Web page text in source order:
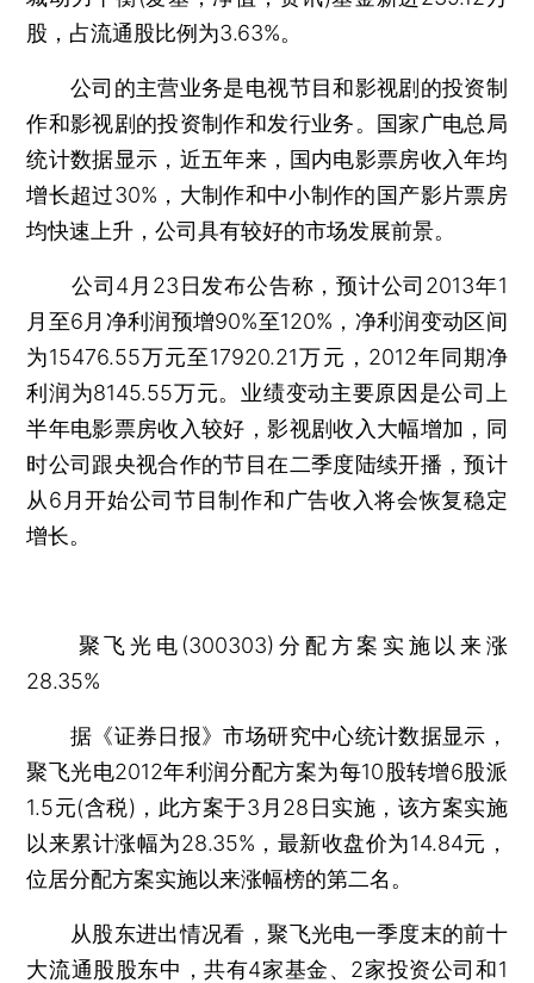
股，占流通股比例为3.63%。
公司的主营业务是电视节目和影视剧的投资制
作和影视剧的投资制作和发行业务。国家广电总局
统计数据显示，近五年来，国内电影票房收入年均
增长超过30%，大制作和中小制作的国产影片票房
均快速上升，公司具有较好的市场发展前景。
公司4月23日发布公告称，预计公司2013年1
月至6月净利润预增90%至120%，净利润变动区间
为15476.55万元至17920.21万元，2012年同期净
利润为8145.55万元。业绩变动主要原因是公司上
半年电影票房收入较好，影视剧收入大幅增加，同
时公司跟央视合作的节目在二季度陆续开播，预计
从6月开始公司节目制作和广告收入将会恢复稳定
增长。
聚飞光电(300303)分配方案实施以来涨
28.35%
据《证券日报》市场研究中心统计数据显示，
聚飞光电2012年利润分配方案为每10股转增6股派
1.5元(含税)，此方案于3月28日实施，该方案实施
以来累计涨幅为28.35%，最新收盘价为14.84元，
位居分配方案实施以来涨幅榜的第二名。
从股东进出情况看，聚飞光电一季度末的前十
大流通股股东中，共有4家基金、2家投资公司和1